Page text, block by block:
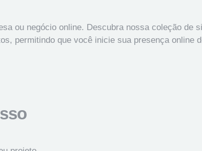
ou negócio online. Descubra nossa coleção de
permitindo que você inicie sua presença online